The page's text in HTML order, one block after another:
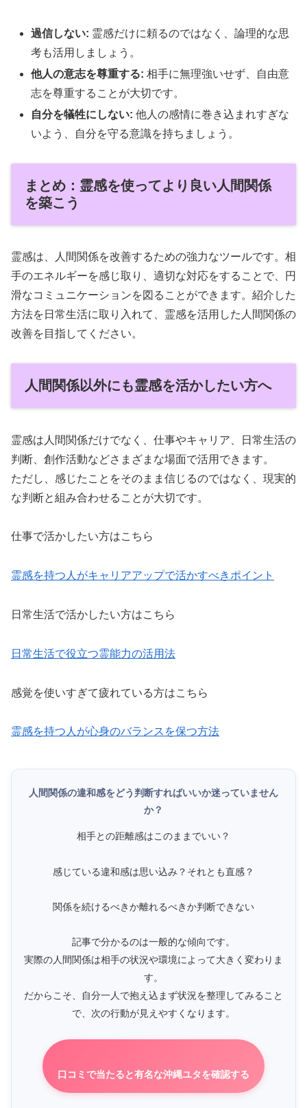
過信しない: 霊感だけに頼るのではなく、論理的な思
考も活用しましょう。
他人の意志を尊重する: 相手に無理強いせず、自由意
志を尊重することが大切です。
自分を犠牲にしない: 他人の感情に巻き込まれすぎな
いよう、自分を守る意識を持ちましょう。
まとめ：霊感を使ってより良い人間関係
を築こう
霊感は、人間関係を改善するための強力なツールです。相
手のエネルギーを感じ取り、適切な対応をすることで、円
滑なコミュニケーションを図ることができます。紹介した
方法を日常生活に取り入れて、霊感を活用した人間関係の
改善を目指してください。
人間関係以外にも霊感を活かしたい方へ
霊感は人間関係だけでなく、仕事やキャリア、日常生活の
判断、創作活動などさまざまな場面で活用できます。
ただし、感じたことをそのまま信じるのではなく、現実的
な判断と組み合わせることが大切です。
仕事で活かしたい方はこちら
霊感を持つ人がキャリアアップで活かすべきポイント
日常生活で活かしたい方はこちら
日常生活で役立つ霊能力の活用法
感覚を使いすぎて疲れている方はこちら
霊感を持つ人が心身のバランスを保つ方法
人間関係の違和感をどう判断すればいいか迷っていません
か？
相手との距離感はこのままでいい？
感じている違和感は思い込み？それとも直感？
関係を続けるべきか離れるべきか判断できない
記事で分かるのは一般的な傾向です。
実際の人間関係は相手の状況や環境によって大きく変わりま
す。
だからこそ、自分一人で抱え込まず状況を整理してみること
で、次の行動が見えやすくなります。
口コミで当たると有名な沖縄ユタを確認する